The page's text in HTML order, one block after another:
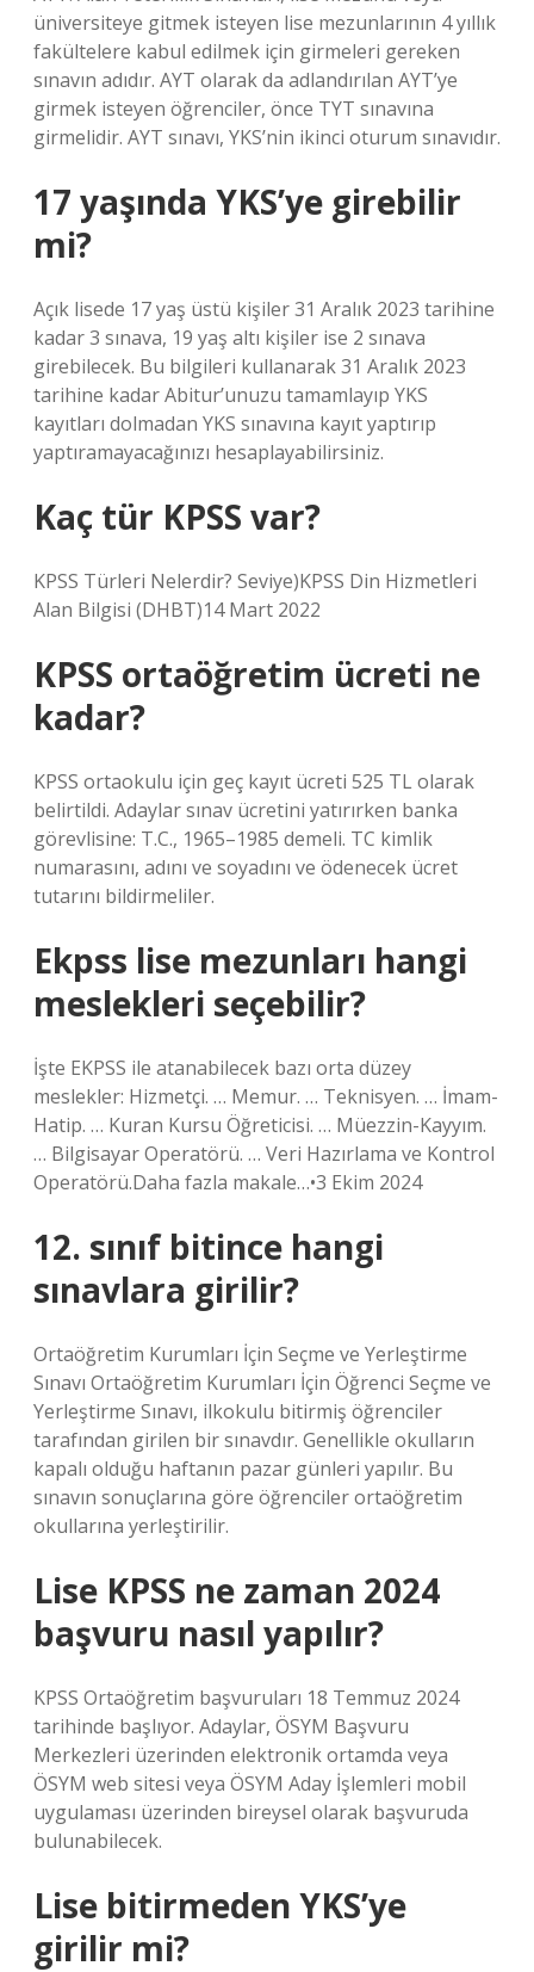
üniversiteye gitmek isteyen lise mezunlarının 4 yıllık
fakültelere kabul edilmek için girmeleri gereken
sınavın adıdır. AYT olarak da adlandırılan AYT’ye
girmek isteyen öğrenciler, önce TYT sınavına
girmelidir. AYT sınavı, YKS’nin ikinci oturum sınavıdır.
17 yaşında YKS’ye girebilir
mi?
Açık lisede 17 yaş üstü kişiler 31 Aralık 2023 tarihine
kadar 3 sınava, 19 yaş altı kişiler ise 2 sınava
girebilecek. Bu bilgileri kullanarak 31 Aralık 2023
tarihine kadar Abitur’unuzu tamamlayıp YKS
kayıtları dolmadan YKS sınavına kayıt yaptırıp
yaptıramayacağınızı hesaplayabilirsiniz.
Kaç tür KPSS var?
KPSS Türleri Nelerdir? Seviye)KPSS Din Hizmetleri
Alan Bilgisi (DHBT)14 Mart 2022
KPSS ortaöğretim ücreti ne
kadar?
KPSS ortaokulu için geç kayıt ücreti 525 TL olarak
belirtildi. Adaylar sınav ücretini yatırırken banka
görevlisine: T.C., 1965–1985 demeli. TC kimlik
numarasını, adını ve soyadını ve ödenecek ücret
tutarını bildirmeliler.
Ekpss lise mezunları hangi
meslekleri seçebilir?
İşte EKPSS ile atanabilecek bazı orta düzey
meslekler: Hizmetçi. … Memur. … Teknisyen. … İmam-
Hatip. … Kuran Kursu Öğreticisi. … Müezzin-Kayyım.
… Bilgisayar Operatörü. … Veri Hazırlama ve Kontrol
Operatörü.Daha fazla makale…•3 Ekim 2024
12. sınıf bitince hangi
sınavlara girilir?
Ortaöğretim Kurumları İçin Seçme ve Yerleştirme
Sınavı Ortaöğretim Kurumları İçin Öğrenci Seçme ve
Yerleştirme Sınavı, ilkokulu bitirmiş öğrenciler
tarafından girilen bir sınavdır. Genellikle okulların
kapalı olduğu haftanın pazar günleri yapılır. Bu
sınavın sonuçlarına göre öğrenciler ortaöğretim
okullarına yerleştirilir.
Lise KPSS ne zaman 2024
başvuru nasıl yapılır?
KPSS Ortaöğretim başvuruları 18 Temmuz 2024
tarihinde başlıyor. Adaylar, ÖSYM Başvuru
Merkezleri üzerinden elektronik ortamda veya
ÖSYM web sitesi veya ÖSYM Aday İşlemleri mobil
uygulaması üzerinden bireysel olarak başvuruda
bulunabilecek.
Lise bitirmeden YKS’ye
girilir mi?